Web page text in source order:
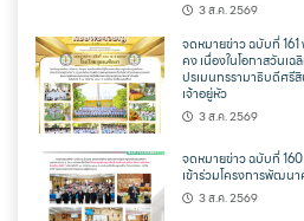
3 ส.ค. 2569
จดหมายข่าว ฉบับที่
คง เนื่องในโอกาสวันเ
ปรเมนทรรามาธิบดีศรี
เจ้าอยู่หัว
3 ส.ค. 2569
จดหมายข่าว ฉบับที่
เข้าร่วมโครงการพัฒน
3 ส.ค. 2569